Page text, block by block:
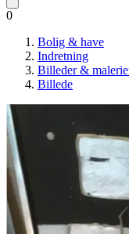
0
Bolig & have
Indretning
Billeder &
Billede